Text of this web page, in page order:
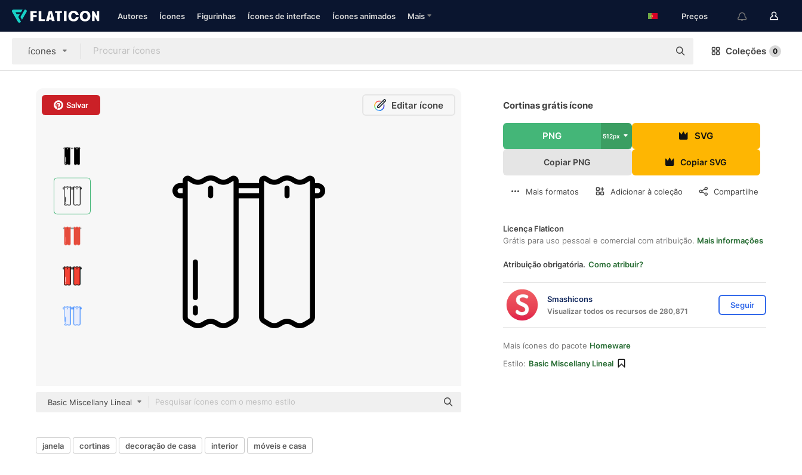
Autores Ícones Figurinhas Ícones de interface Ícones animados Mais Preços
ícones Coleções 0
Salvar Editar ícone
Basic Miscellany Lineal
Cortinas grátis ícone
PNG 512px SVG
Copiar PNG Copiar SVG
Mais formatos Adicionar à coleção Compartilhe
Licença Flaticon
Grátis para uso pessoal e comercial com atribuição. Mais informações
Atribuição obrigatória. Como atribuir?
Smashicons
Visualizar todos os recursos de 280,871
Seguir
Mais ícones do pacote Homeware
Estilo: Basic Miscellany Lineal
janela cortinas decoração de casa interior móveis e casa